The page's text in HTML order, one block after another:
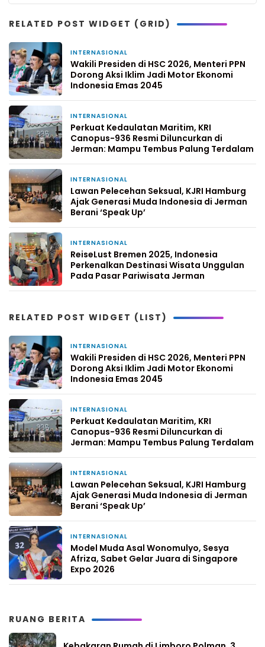
RELATED POST WIDGET (GRID)
INTERNASIONAL
Wakili Presiden di HSC 2026, Menteri PPN
Dorong Aksi Iklim Jadi Motor Ekonomi
Indonesia Emas 2045
INTERNASIONAL
Perkuat Kedaulatan Maritim, KRI
Canopus-936 Resmi Diluncurkan di
Jerman: Mampu Tembus Palung Terdalam
INTERNASIONAL
Lawan Pelecehan Seksual, KJRI Hamburg
Ajak Generasi Muda Indonesia di Jerman
Berani ‘Speak Up’
INTERNASIONAL
ReiseLust Bremen 2025, Indonesia
Perkenalkan Destinasi Wisata Unggulan
Pada Pasar Pariwisata Jerman
RELATED POST WIDGET (LIST)
INTERNASIONAL
Wakili Presiden di HSC 2026, Menteri PPN
Dorong Aksi Iklim Jadi Motor Ekonomi
Indonesia Emas 2045
INTERNASIONAL
Perkuat Kedaulatan Maritim, KRI
Canopus-936 Resmi Diluncurkan di
Jerman: Mampu Tembus Palung Terdalam
INTERNASIONAL
Lawan Pelecehan Seksual, KJRI Hamburg
Ajak Generasi Muda Indonesia di Jerman
Berani ‘Speak Up’
INTERNASIONAL
Model Muda Asal Wonomulyo, Sesya
Afriza, Sabet Gelar Juara di Singapore
Expo 2026
RUANG BERITA